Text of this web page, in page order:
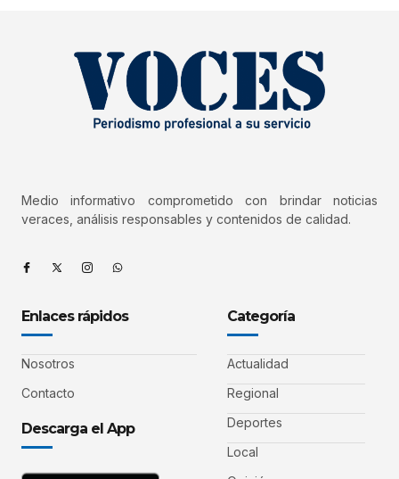
Medio informativo comprometido con brindar noticias
veraces, análisis responsables y contenidos de calidad.
Enlaces rápidos
Nosotros
Contacto
Descarga el App
Categoría
Actualidad
Regional
Deportes
Local